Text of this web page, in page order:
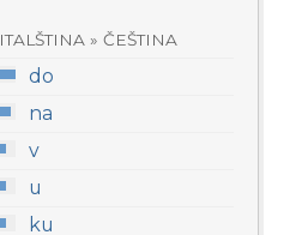
ITALŠTINA » ČEŠTINA
do
na
v
u
ku